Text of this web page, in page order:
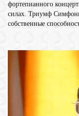
фортепианного
силах. Триумф
собственные